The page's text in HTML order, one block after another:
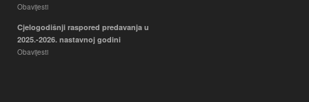
Obavijesti
Cjelogodišnji raspored predavanja u
2025.-2026. nastavnoj godini
Obavijesti